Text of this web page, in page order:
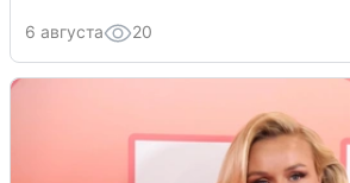
6 августа 20